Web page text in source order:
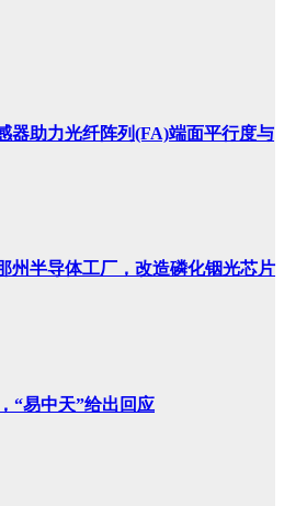
器助力光纤阵列(FA)端面平行度与
州半导体工厂，改造磷化铟光芯片
“易中天”给出回应